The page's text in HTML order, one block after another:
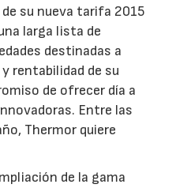
su nueva tarifa 2015
larga lista de
destinadas a
rentabilidad de su
de ofrecer día a
Entre las
Thermor quiere
de la gama